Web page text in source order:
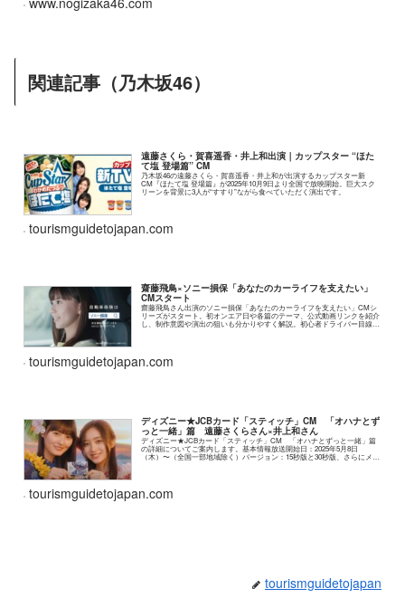
関連記事（乃木坂46）
遠藤さくら・賀喜遥香・井上和出演｜カップスター “ほた
て塩 登場篇” CM
乃木坂46の遠藤さくら・賀喜遥香・井上和が出演するカップスター新
CM『ほたて塩 登場篇』が2025年10月9日より全国で放映開始。巨大スク
リーンを背景に3人が“すすり”ながら食べていただく演出です。
tourismguidetojapan.com
齋藤飛鳥×ソニー損保「あなたのカーライフを支えたい」
CMスタート
齋藤飛鳥さん出演のソニー損保「あなたのカーライフを支えたい」CMシ
リーズがスタート。初オンエア日や各篇のテーマ、公式動画リンクを紹介
し、制作意図や演出の狙いも分かりやすく解説。初心者ドライバー目線の
tourismguidetojapan.com
ディズニー★JCBカード「スティッチ」CM 「オハナとず
っと一緒」篇 遠藤さくらさん×井上和さん
ディズニー★JCBカード「スティッチ」CM 「オハナとずっと一緒」篇
の詳細についてご案内します。基本情報放送開始日：2025年5月8日
（木）〜（全国一部地域除く）バージョン：15秒版と30秒版、さらにメイ
tourismguidetojapan.com
tourismguidetojapan